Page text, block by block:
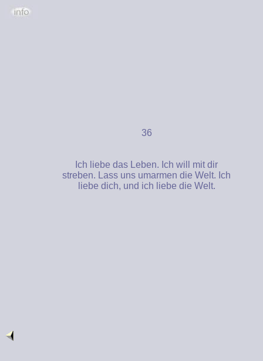
36
Ich liebe das Leben. Ich will mit dir
streben. Lass uns umarmen die Welt. Ich
liebe dich, und ich liebe die Welt.